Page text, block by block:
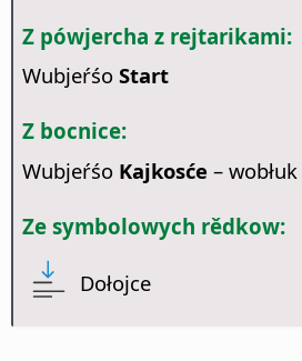
Z pówjercha z rejtarikami:
Wubjeŕśo Start
Z bocnice:
Wubjeŕśo Kajkosće – wobłuk
Ze symbolowych rědkow:
Dołojce